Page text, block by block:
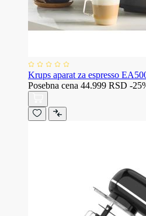
Krups aparat za espresso
Posebna cena 44.999 RSD -